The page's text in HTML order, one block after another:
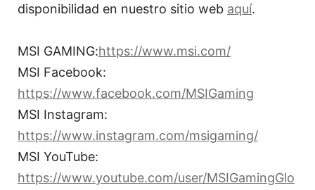
disponibilidad en nuestro sitio web aquí.
MSI GAMING:https://www.msi.com/
MSI Facebook:
https://www.facebook.com/MSIGaming
MSI Instagram:
https://www.instagram.com/msigaming/
MSI YouTube:
https://www.youtube.com/user/MSIGamingGlo